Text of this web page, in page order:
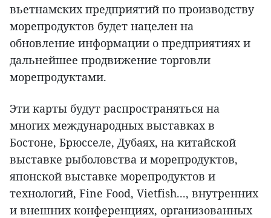
вьетнамских предприятий по производству
морепродуктов будет нацелен на
обновление информации о предприятиях и
дальнейшее продвижение торговли
морепродуктами.
Эти карты будут распространяться на
многих международных выставках в
Бостоне, Брюсселе, Дубаях, на китайской
выставке рыболовства и морепродуктов,
японской выставке морепродуктов и
технологий, Fine Food, Vietfish..., внутренних
и внешних конференциях, организованных